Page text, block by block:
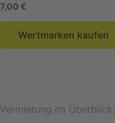
7,00 €
Wertmarken kaufen
Vermietung im Überblick: